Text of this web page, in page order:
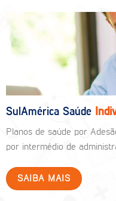
SulAmérica Saúde
Planos de saúde por
por intermédio de
SAIBA MAIS